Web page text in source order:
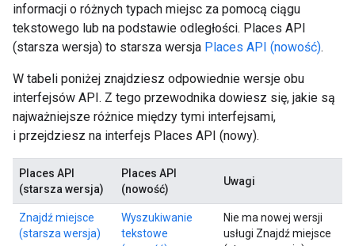
informacji o różnych typach miejsc za pomocą ciągu
tekstowego lub na podstawie odległości. Places API
(starsza wersja) to starsza wersja Places API (nowość).
W tabeli poniżej znajdziesz odpowiednie wersje obu
interfejsów API. Z tego przewodnika dowiesz się, jakie są
najważniejsze różnice między tymi interfejsami,
i przejdziesz na interfejs Places API (nowy).
Places API
(starsza wersja)
Places API
(nowość)
Uwagi
Znajdź miejsce
(starsza wersja)
Wyszukiwanie
tekstowe
Nie ma nowej wersji
usługi Znajdź miejsce